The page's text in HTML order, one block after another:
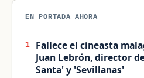
EN PORTADA AHORA
1
Fallece el cineasta
Juan Lebrón, director
Santa' y 'Sevillanas'